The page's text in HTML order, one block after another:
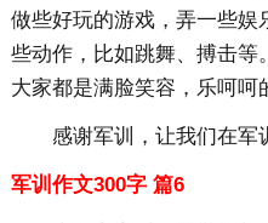
做些好玩的游戏，弄一些娱
些动作，比如跳舞、搏击等
大家都是满脸笑容，乐呵呵
感谢军训，让我们在军
军训作文300字 篇6